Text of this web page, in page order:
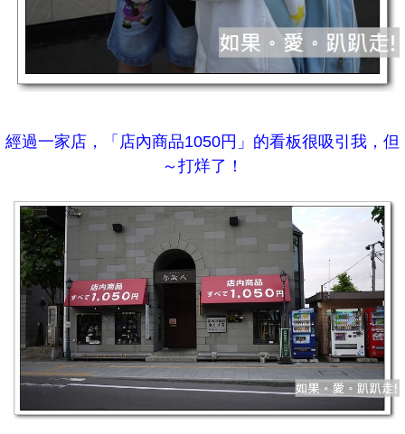
經過一家店，「店內商品1050円」的看板很吸引我，但
～打烊了！